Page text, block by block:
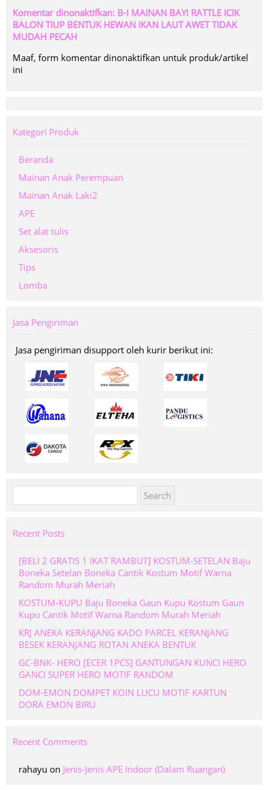
Komentar dinonaktifkan: B-I MAINAN BAYI RATTLE ICIK
BALON TIUP BENTUK HEWAN IKAN LAUT AWET TIDAK
MUDAH PECAH
Maaf, form komentar dinonaktifkan untuk produk/artikel
ini
Kategori Produk
Beranda
Mainan Anak Perempuan
Mainan Anak Laki2
APE
Set alat tulis
Aksesoris
Tips
Lomba
Jasa Pengiriman
Jasa pengiriman disupport oleh kurir berikut ini:
for:
Recent Posts
[BELI 2 GRATIS 1 IKAT RAMBUT] KOSTUM-SETELAN Baju
Boneka Setelan Boneka Cantik Kostum Motif Warna
Random Murah Meriah
KOSTUM-KUPU Baju Boneka Gaun Kupu Kostum Gaun
Kupu Cantik Motif Warna Random Murah Meriah
KRJ ANEKA KERANJANG KADO PARCEL KERANJANG
BESEK KERANJANG ROTAN ANEKA BENTUK
GC-BNK- HERO [ECER 1PCS] GANTUNGAN KUNCI HERO
GANCI SUPER HERO MOTIF RANDOM
DOM-EMON DOMPET KOIN LUCU MOTIF KARTUN
DORA EMON BIRU
Recent Comments
rahayu on Jenis-Jenis APE Indoor (Dalam Ruangan)